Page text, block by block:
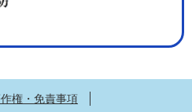
権・免責事項